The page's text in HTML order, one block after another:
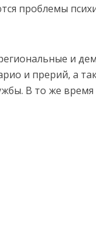
проблемы
и
и прерий, а
В то же